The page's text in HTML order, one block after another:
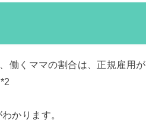
働くママの割合は、正規雇用が
かります。